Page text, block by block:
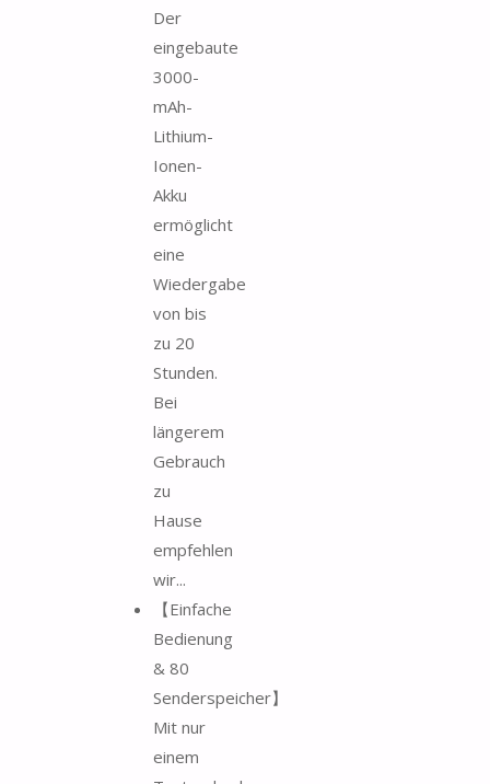
Der
eingebaute
3000-
mAh-
Lithium-
Ionen-
Akku
ermöglicht
eine
Wiedergabe
von bis
zu 20
Stunden.
Bei
längerem
Gebrauch
zu
Hause
empfehlen
wir...
【Einfache
Bedienung
& 80
Senderspeicher】
Mit nur
einem